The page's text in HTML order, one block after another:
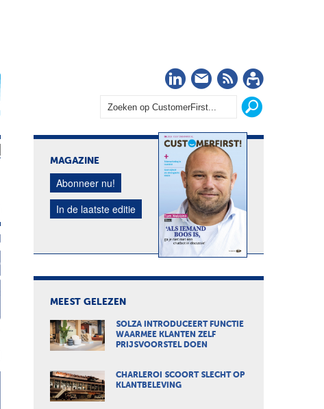
LinkedIn
Nieuwsbrief
RSS
MAGAZINE
Abonneer nu!
In de laatste editie
MEEST GELEZEN
SOLZA INTRODUCEERT FUNCTIE
WAARMEE KLANTEN ZELF
PRIJSVOORSTEL DOEN
CHARLEROI SCOORT SLECHT OP
KLANTBELEVING